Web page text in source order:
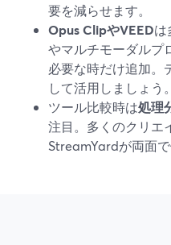
要を減らせます。
Opus ClipやVEEDは
やマルチモーダルプ
必要な時だけ追加。
して活用しましょう。
ツール比較時は処理
注目。多くのクリエ
StreamYardが両面で